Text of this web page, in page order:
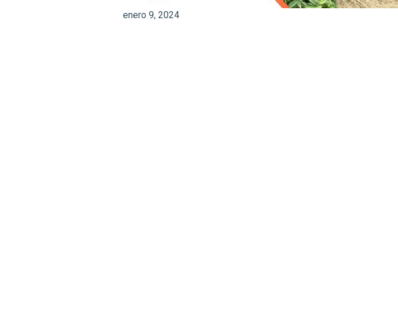
enero 9, 2024